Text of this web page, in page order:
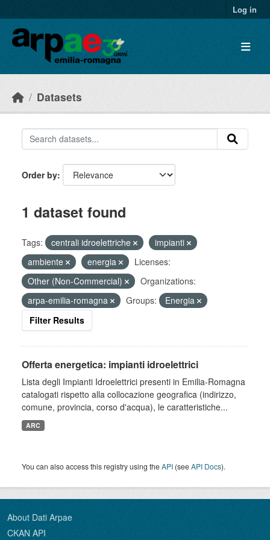
Log in
Datasets
Order by
1 dataset found
Tags: centrali idroelettriche
impianti
ambiente
energia
Licenses:
Other (Non-Commercial)
Organizations:
arpa-emilia-romagna
Groups:
Energia
Filter Results
Offerta energetica: impianti idroelettrici
Lista degli Impianti Idroelettrici presenti in Emilia-Romagna
catalogati rispetto alla collocazione geografica (indirizzo,
comune, provincia, corso d'acqua), le caratteristiche...
ARC
You can also access this registry using theAPI (seeAPI Docs).
About Dati Arpae
CKAN API